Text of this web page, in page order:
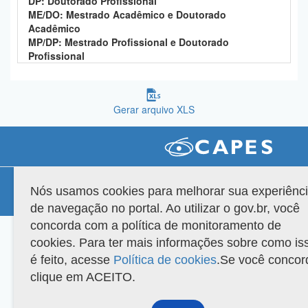
PlanaltoME/DO: Mestrado Acadêmico e Doutorado
Acadêmico
MP/DP: Mestrado Profissional e Doutorado
Profissional
Gerar arquivo XLS
Versão do sistema: 3.88.9 Copyright 2022 Capes. Todos os direitos reservados.
Nós usamos cookies para melhorar sua
de navegação no portal. Ao utilizar o gov.br, você
concorda com a política de monitoramento de
cookies. Para ter mais informações sobre como
é feito, acesse Política de cookies.Se você
clique em ACEITO.